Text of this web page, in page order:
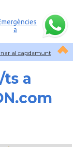
al capdamunt
a
a